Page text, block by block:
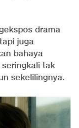
drama
juga
bahaya
tak
sekelilingnya.